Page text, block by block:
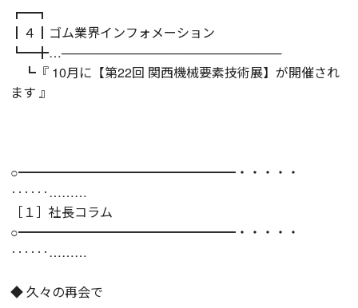
┏━┓
┃４┃ゴム業界インフォメーション
┗━╋…─────────────────────────
┗『 10月に【第22回 関西機械要素技術展】が開催され
ます 』
○━━━━━━━━━━━━━━━━━・・・・・
‥‥‥………
［１］社長コラム
○━━━━━━━━━━━━━━━━━・・・・・
‥‥‥………
◆ 久々の再会で